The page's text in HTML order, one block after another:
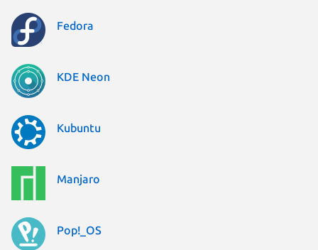
Fedora
KDE Neon
Kubuntu
Manjaro
Pop!_OS